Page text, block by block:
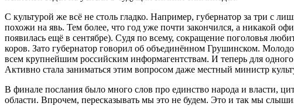
С культурой же всё не столь гладко. Например, губернатор за три с
похожи на явь. Тем более, что год уже почти закончился, а никакой
появилась ещё в сентябре). Судя по всему, сокращение поголовья
коров. Зато губернатор говорил об объединённом Грушинском.
всем крупнейшим российским информагентствам. И теперь для
Активно стала заниматься этим вопросом даже местный министр
В финале послания было много слов про единство народа и власти,
области. Впрочем, пересказывать мы это не будем. Это и так мы